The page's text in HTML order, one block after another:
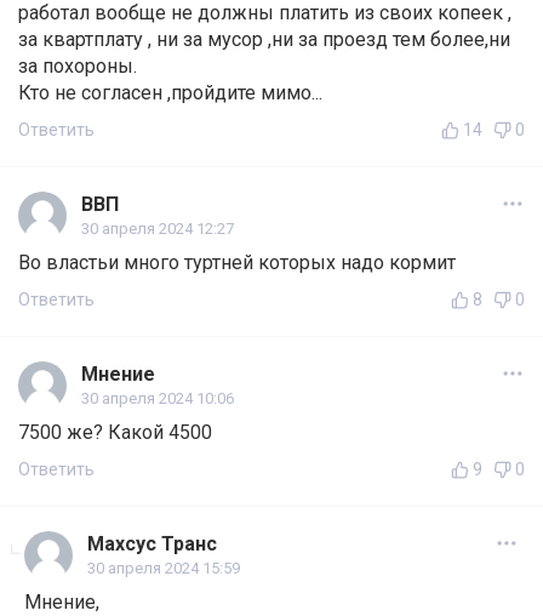
работал вообще не должны платить из своих копеек ,
за квартплату , ни за мусор ,ни за проезд тем более,ни
за похороны.
Кто не согласен ,пройдите мимо...
Ответить 14 0
ВВП
30 апреля 2024 12:27
Во властьи много туртней которых надо кормит
Ответить 8 0
Мнение
30 апреля 2024 10:06
7500 же? Какой 4500
Ответить 9 0
Махсус Транс
30 апреля 2024 15:59
Мнение,